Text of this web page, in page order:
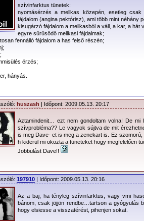
szívinfarktus tünetek:
nyomásérzés a mellkas közepén, esetleg
fájdalom (angina pektórisz), ami több mint néhány
kisugárzó fájdalom a mellkasból a váll, a kar, a
egyre sűrűsödő mellkasi fájdalmak;
fennálló fájdalom a has felső részén;
érzés;
hányás.
huszash | Időpont: 2009.05.13. 20:17
Aztamindenit… ezt nem gondoltam volna! De mi
szívprobléma?? Le vagyok sújtva de mit
is meg Dave- et is meg a zenekart is. Ez
h kiderül mi okozta a tüneteket hogy megfelelően
Jobbulást Dave!!
197910 | Időpont: 2009.05.13. 20:16
Az a baj, ha tényleg szívinfarktus, vagy vmi
bánom, csak jöjjön rendbe…tartson a gyógyulás
hogy elsiesse a visszatérést, pihenjen sokat.